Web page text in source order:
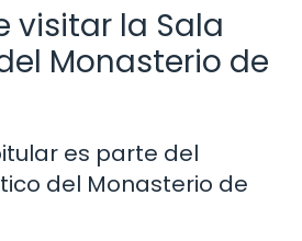
visitar la Sala
Monasterio de
es parte del
del Monasterio de